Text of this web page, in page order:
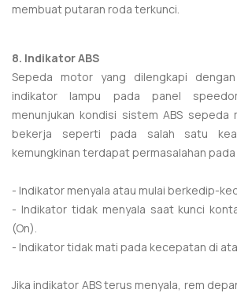
membuat putaran roda terkunci.
8. Indikator ABS
Sepeda motor yang dilengkapi
indikator lampu pada panel
menunjukan kondisi sistem ABS sepeda
bekerja seperti pada salah satu
kemungkinan terdapat permasalahan pada
- Indikator menyala atau mulai berkedip-
- Indikator tidak menyala saat kunci
(On).
- Indikator tidak mati pada kecepatan di
Jika indikator ABS terus menyala, rem